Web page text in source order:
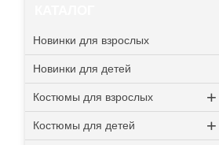
Новинки для взрослых
Новинки для детей
Костюмы для взрослых +
Костюмы для детей +